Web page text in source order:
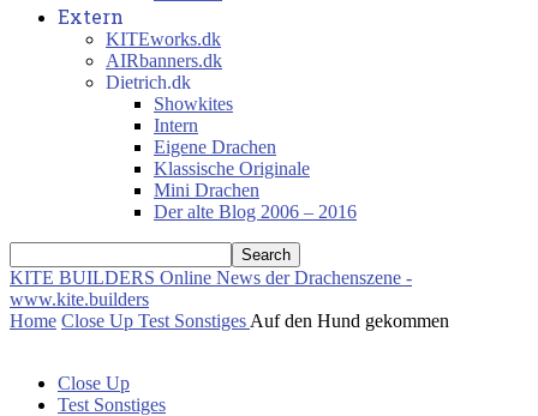
Extern
KITEworks.dk
AIRbanners.dk
Dietrich.dk
Showkites
Intern
Eigene Drachen
Klassische Originale
Mini Drachen
Der alte Blog 2006 – 2016
KITE BUILDERS Online News der Drachenszene -
www.kite.builders
Home Close Up Test Sonstiges Auf den Hund gekommen
Close Up
Test Sonstiges